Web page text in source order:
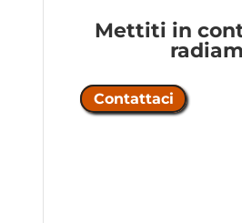
Mettiti in
Contattaci